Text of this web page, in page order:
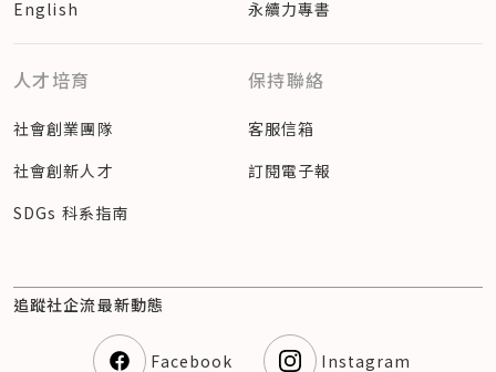
English
永續力專書
人才培育
社會創業團隊
社會創新人才
SDGs 科系指南
保持聯絡
客服信箱
訂閱電子報
追蹤社企流最新動態
Facebook Instagram